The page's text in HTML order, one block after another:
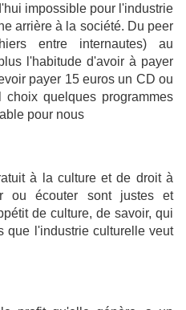
impossible pour l'industrie
arrière à la société. Du peer
entre internautes) au
l'habitude d'avoir à payer
payer 15 euros un CD ou
quelques programmes
pour nous
à la culture et de droit à
ou écouter sont justes et
de culture, de savoir, qui
que l'industrie culturelle veut